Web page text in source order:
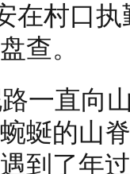
在村口
查。
一直向
蜒的山
到了年